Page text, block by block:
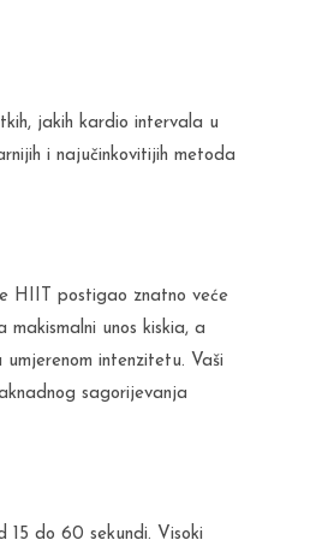
jakih kardio intervala u
i najučinkovitijih metoda
HIIT postigao znatno veće
unos kiskia, a
intenzitetu. Vaši
sagorijevanja
do 60 sekundi. Visoki